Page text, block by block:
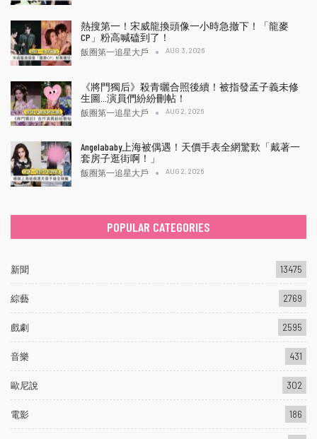
熱搜第一！宋威龍換頭像一小時急撤下！「龍麥
CP」粉高喊磕到了！
飯圈第一追星大戶 AUG 3, 2026
《將門獨后》殺青曬合照後續！被指發孟子義未修
生圖…演員們紛紛刪帖！
飯圈第一追星大戶 AUG 2, 2026
Angelababy上海被偶遇！天價手表全網驚歎「戴著一
套房子逛街啊！」
飯圈第一追星大戶 AUG 2, 2026
POPULAR CATEGORIES
新聞 13475
綜藝 2769
戲劇 2595
音樂 431
歐尼說 302
電影 186